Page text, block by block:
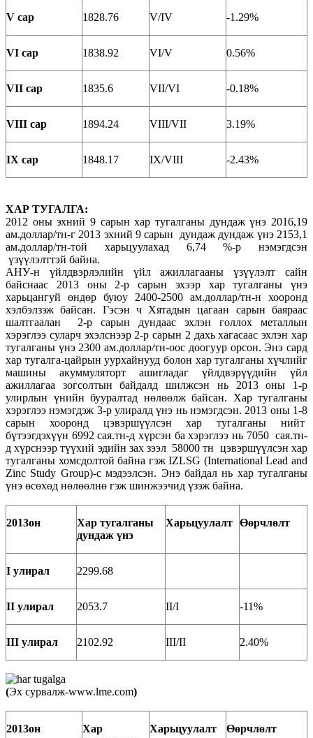
V сар 1828.76 V/IV -1.29%
VI сар 1838.92 VI/V 0.56%
VII сар 1835.6 VII/VI -0.18%
VIII сар 1894.24 VIII/VII 3.19%
IX сар 1848.17 IX/VIII -2.43%
ХАР ТУГАЛГА:
2012 оны эхний 9 сарын хар тугалганы дундаж үнэ 2016,19
ам.доллар/тн-г 2013 эхний 9 сарын дундаж дундаж үнэ 2153,1
ам.доллар/тн-той харьцуулахад 6,74 %-р нэмэгдсэн
үзүүлэлттэй байна.
АНУ-н үйлдвэрлэлийн үйл ажиллагааны үзүүлэлт сайн
байснаас 2013 оны 2-р сарын эхээр хар тугалганы үнэ
харьцангуй өндөр буюу 2400-2500 ам.доллар/тн-н хооронд
хэлбэлзэж байсан. Гэсэн ч Хятадын цагаан сарын баяраас
шалтгаалан 2-р сарын дундаас эхлэн голлох металлын
хэрэглээ суларч эхэлснээр 2-р сарын 2 дахь хагасаас эхлэн хар
тугалганы үнэ 2300 ам.доллар/тн-оос доогуур орсон. Энэ сард
хар тугалга-цайрын уурхайнууд болон хар тугалганы хүчлийг
машины акуммуляторт ашигладаг үйлдвэрүүдийн үйл
ажиллагаа зогсолтын байдалд шилжсэн нь 2013 оны 1-р
улирлын үнийн бууралтад нөлөөлж байсан. Хар тугалганы
хэрэглээ нэмэгдэж 3-р улиралд үнэ нь нэмэгдсэн. 2013 оны 1-8
сарын хооронд цэвэршүүлсэн хар тугалганы нийт
бүтээгдэхүүн 6992 сая.тн-д хүрсэн ба хэрэглээ нь 7050 сая.тн-
д хүрснээр түүхий эдийн зах зээл 58000 тн цэвэршүүлсэн хар
тугалганы хомсдолтой байна гэж IZLSG (International Lead and
Zinc Study Group)-с мэдээлсэн. Энэ байдал нь хар тугалганы
үнэ өсөхөд нөлөөлнө гэж шинжээчид үзэж байна.
2013он
Хар тугалганы
дундаж үнэ
Харьцуулалт Өөрчлөлт
I улирал 2299.68
II улирал 2053.7 II/I -11%
III улирал 2102.92 III/II 2.40%
(Эх сурвалж-www.lme.com)
2013он
Хар
Харьцуулалт Өөрчлөлт